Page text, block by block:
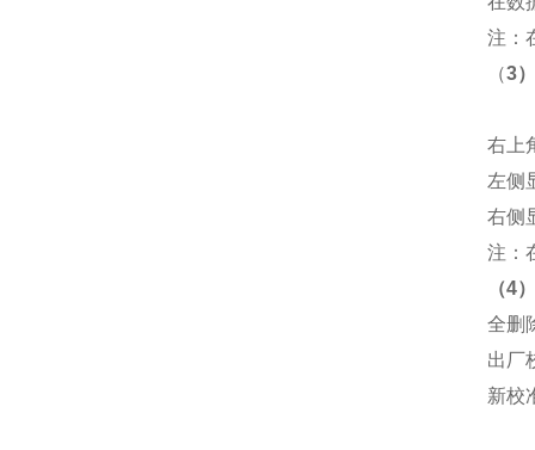
注：
（3
右上
左侧
右侧
注：
（4
全删
出厂
新校